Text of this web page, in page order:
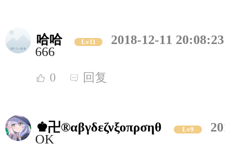
哈哈 Lv11
2018-12-11 20:08:23
666
0 回复
♚卍®αβγδεζνξοπρσηθ Lv9
OK